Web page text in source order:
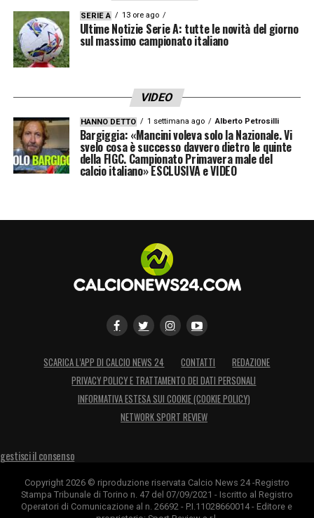
l’avventura europea con un risultato positivo,
dopo una fase a campionato complessa e
avara di soddisfazioni.
La serata di Champions League femminile
promette quindi emozioni contrastanti per le
italiane: da un lato laJuventus Womenche
sogna un traguardo prestigioso, dall’altro la
Roma Womenchiamata a salutare l’Europa
LA PLAYLIST DELLE NOSTRE TOP NEWS
SERIE A 13 ore ago
Ultime Notizie Serie A: tutte le novità del giorno
sul massimo campionato italiano
VIDEO
HANNO DETTO 1 settimana ago Alberto Petrosilli
Bargiggia: «Mancini voleva solo la Nazionale. Vi
svelo cosa è successo davvero dietro le quinte
della FIGC. Campionato Primavera male del
calcio italiano» ESCLUSIVA e VIDEO
SCARICA L’APP DI CALCIO NEWS 24 CONTATTI
REDAZIONE
PRIVACY POLICY E TRATTAMENTO DEI DATI PERSONALI
INFORMATIVA ESTESA SUI COOKIE (COOKIE POLICY)
NETWORK SPORT REVIEW
gestisci il consenso
Copyright 2026 © riproduzione riservata Calcio News 24 -Registro
Stampa Tribunale di Torino n. 47 del 07/09/2021 - Iscritto al Registro
Operatori di Comunicazione al n. 26692 - P.I.11028660014 - Editore e